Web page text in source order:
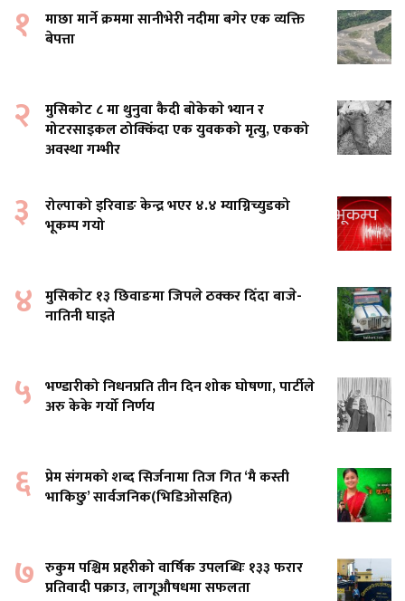
१
माछा मार्ने क्रममा सानीभेरी नदीमा बगेर एक व्यक्ति
बेपत्ता
२
मुसिकोट ८ मा थुनुवा कैदी बाेकेकाे भ्यान र
मोटरसाइकल ठोक्किँदा एक युवकको मृत्यु, एकको
अवस्था गम्भीर
३
रोल्पाको इरिवाङ केन्द्र भएर ४.४ म्याग्निच्युडको
भूकम्प गयो
४ मुसिकाेट १३ छिवाङमा जिपले ठक्कर दिँदा बाजे-
नातिनी घाइते
५ भण्डारीको निधनप्रति तीन दिन शोक घोषणा, पार्टीले
अरु केके गर्यो निर्णय
६ प्रेम संगमको शब्द सिर्जनामा तिज गित ‘मै कस्ती
भाकिछु’ सार्वजनिक(भिडिओसहित)
७ रुकुम पश्चिम प्रहरीको वार्षिक उपलब्धिः १३३ फरार
प्रतिवादी पक्राउ, लागूऔषधमा सफलता